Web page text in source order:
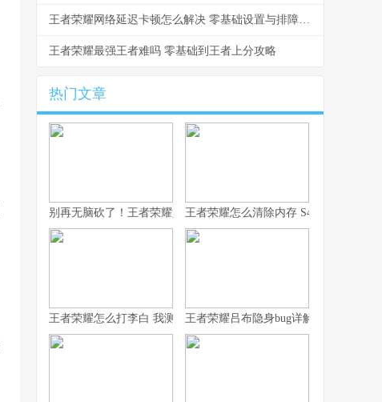
王者荣耀网络延迟卡顿怎么解决 零基础设置与排障指南
王者荣耀最强王者难吗 零基础到王者上分攻略
热门文章
别再无脑砍了！王者荣耀如何用凯，我这10年心得全在这了！
王者荣耀怎么清除内存 S43赛季防卡顿
王者荣耀怎么打李白 我测了100把的克制方法王者荣耀吕布隐身bug详解 老玩家常见